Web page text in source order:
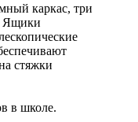
каркас, три
Ящики
стяжки
в школе.